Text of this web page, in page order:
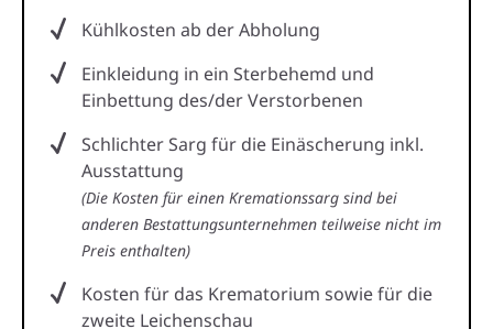
Kühlkosten ab der Abholung
Einkleidung in ein Sterbehemd und
Einbettung des/der Verstorbenen
Schlichter Sarg für die Einäscherung inkl.
Ausstattung
(Die Kosten für einen Kremationssarg sind bei
anderen Bestattungsunternehmen teilweise nicht im
Preis enthalten)
Kosten für das Krematorium sowie für die
zweite Leichenschau